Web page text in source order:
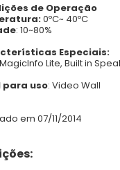
de Operação
0ºC~ 40ºC
: 10~80%
Especiais:
Lite, Built in
uso: Video Wall
em 07/11/2014